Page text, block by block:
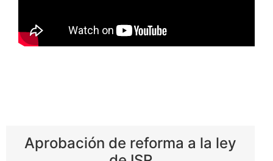
Aprobación de reforma a la ley